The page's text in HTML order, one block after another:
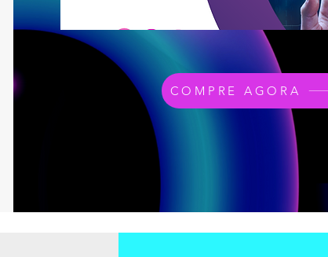
COMPRE AGORA